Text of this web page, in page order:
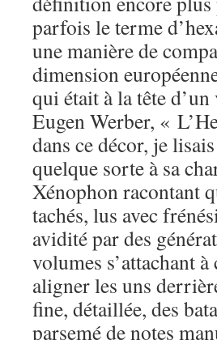
parfois le terme
une manière de
dimension
qui était à la tête
Eugen Werber, «
dans ce décor, je
quelque sorte à sa
Xénophon racontant
tachés, lus avec
avidité par des
volumes s’attachant
aligner les uns
fine, détaillée, des
parsemé de notes